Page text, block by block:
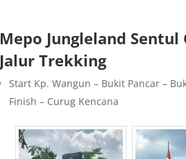
Mepo Jungleland Sentul
Jalur Trekking
Start Kp. Wangun – Bukit Pancar –
Finish – Curug Kencana